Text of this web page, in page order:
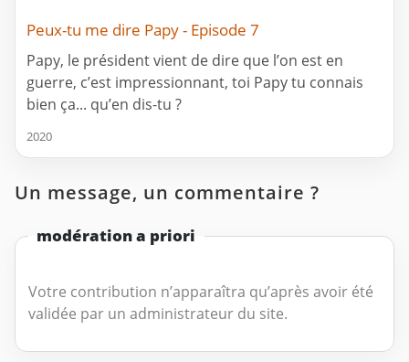
Peux-tu me dire Papy - Episode 7
Papy, le président vient de dire que l’on est en
guerre, c’est impressionnant, toi Papy tu connais
bien ça... qu’en dis-tu ?
2020
Un message, un commentaire ?
modération a priori
Votre contribution n’apparaîtra qu’après avoir été
validée par un administrateur du site.